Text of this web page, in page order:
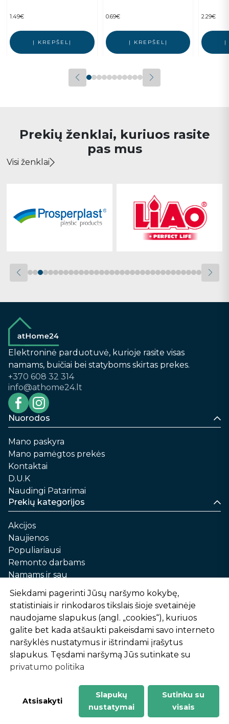
1.49€
Į KREPŠELĮ
0.69€
Į KREPŠELĮ
2.29€
Į
Prekių ženklai, kuriuos rasite
pas mus
Visi ženklai
Elektroninė parduotuvė, kurioje rasite visas
namams, buičiai bei statyboms skirtas prekes.
+370 608 32 314
info@athome24.lt
Nuorodos
Mano paskyra
Mano pamėgtos prekės
Kontaktai
D.U.K
Naudingi Patarimai
Prekių kategorijos
Akcijos
Naujienos
Populiariausi
Remonto darbams
Namams ir sau
Automobilių priežiūrai
Sodui ir daržui
Informacija
Apie mus
Prekių pirkimo – pardavimo taisyklės
Prekių pristatymas ir atsiėmimas
Garantinis aptarnavimas ir prekių grąžinimas
Privatumo politika
AtHome24.lt © 2026 Visos teisės saugomos
-
1
2
%
n
u
o
l
a
i
d
a
Siekdami pagerinti Jūsų naršymo kokybę,
statistiniais ir rinkodaros tikslais šioje svetainėje
naudojame slapukus (angl. „cookies“), kuriuos
galite bet kada atšaukti pakeisdami savo interneto
naršyklės nustatymus ir ištrindami įrašytus
slapukus. Tęsdami naršymą Jūs sutinkate su
privatumo politika
Atsisakyti
Slapukų
nustatymai
Sutinku su
visais